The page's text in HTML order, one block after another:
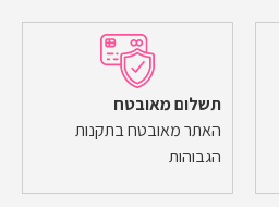
תשלום מאובטח
האתר מאובטח בתקנות
הגבוהות